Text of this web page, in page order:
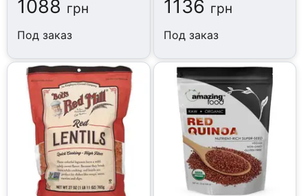
1088 грн
Под заказ
1136 грн
Под заказ